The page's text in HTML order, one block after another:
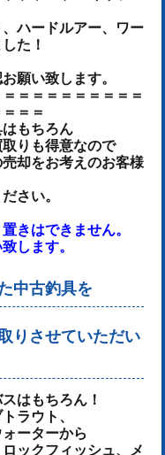
ハードルアー、ワー
た！
願い致します。
＝＝＝＝＝＝＝＝＝
＝＝
もちろん
りも得意なので
却をお考えのお客様
さい。
きはできません。
します。
中古釣具を
りさせていただい
はもちろん！
ラウト、
ーターから
ックフィッシュ、メ